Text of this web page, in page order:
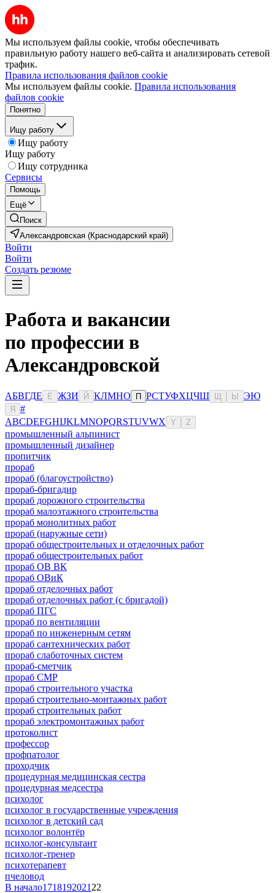
Мы используем файлы cookie, чтобы обеспечивать
правильную работу нашего веб-сайта и анализировать сетевой
трафик.
Правила использования файлов cookie
Мы используем файлы cookie. Правила использования
файлов cookie
Понятно
Ищу работу
Ищу работу
Ищу работу
Ищу сотрудника
Сервисы
Помощь
Ещё
Поиск
Александровская (Краснодарский край)
Войти
Войти
Создать резюме
Работа и вакансии
по профессии в
Александровской
АБВГДЕ Ё ЖЗИ Й КЛМНО П РСТУФХЦЧШ Ы ЭЮ
Я
#
ABCDEFGHIJKLMNOPQRSTUVWX Y Z
промышленный альпинист
промышленный дизайнер
пропитчик
прораб
прораб (благоустройство)
прораб-бригадир
прораб дорожного строительства
прораб малоэтажного строительства
прораб монолитных работ
прораб (наружные сети)
прораб общестроительных и отделочных работ
прораб общестроительных работ
прораб ОВ ВК
прораб ОВиК
прораб отделочных работ
прораб отделочных работ (с бригадой)
прораб ПГС
прораб по вентиляции
прораб по инженерным сетям
прораб сантехнических работ
прораб слаботочных систем
прораб-сметчик
прораб СМР
прораб строительного участка
прораб строительно-монтажных работ
прораб строительных работ
прораб электромонтажных работ
протоколист
профессор
профпатолог
проходчик
процедурная медицинская сестра
процедурная медсестра
психолог
психолог в государственные учреждения
психолог в детский сад
психолог волонтёр
психолог-консультант
психолог-тренер
психотерапевт
пчеловод
В начало1718192021 22